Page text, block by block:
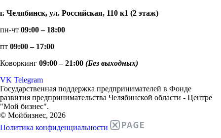
г. Челябинск, ул. Российская, 110 к1 (2 этаж)
пн-чт 09:00 – 18:00
пт 09:00 – 17:00
Коворкинг 09:00 – 21:00 (Без выходных)
VK Telegram
Государственная поддержка предпринимателей в Фонде
развития предпринимательства Челябинской области - Центре
"Мой бизнес".
© Мойбизнес, 2026
Политика конфиденциальности